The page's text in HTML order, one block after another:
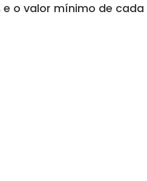
o valor mínimo de cada